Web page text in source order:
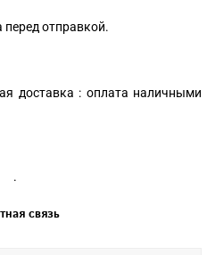
перед отправкой.
доставка : оплата наличными
.
связь